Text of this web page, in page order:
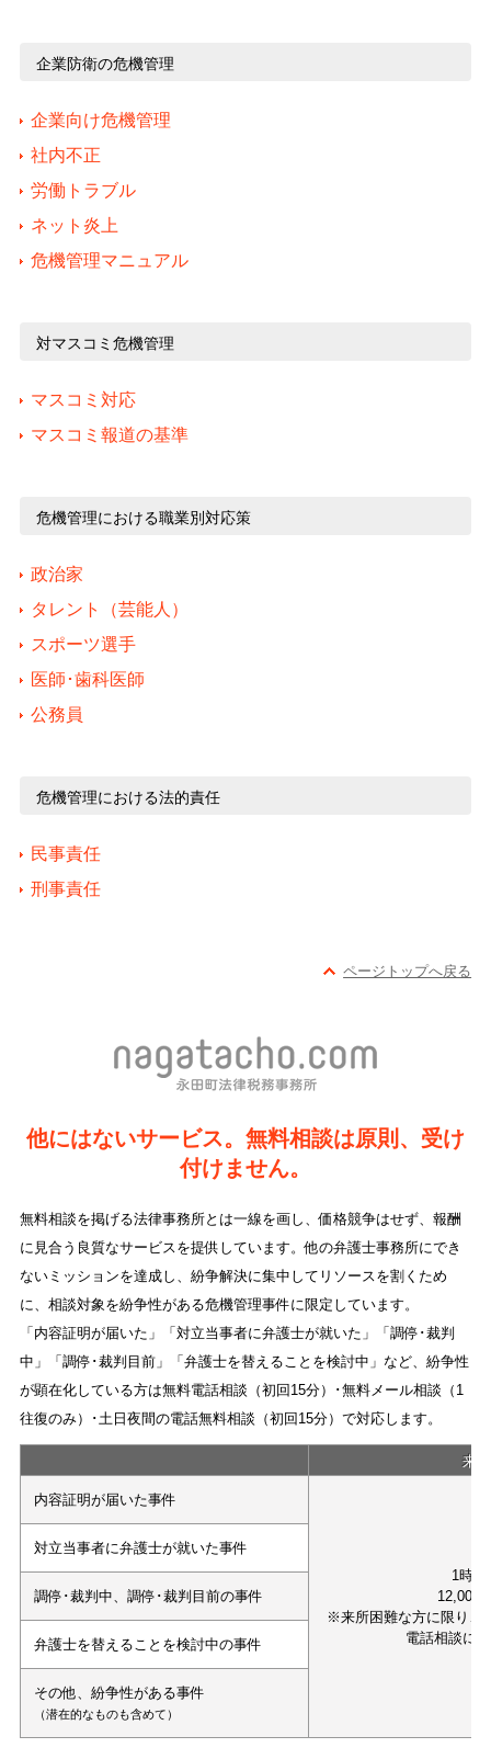
企業防衛の危機管理
企業向け危機管理
社内不正
労働トラブル
ネット炎上
危機管理マニュアル
対マスコミ危機管理
マスコミ対応
マスコミ報道の基準
危機管理における職業別対応策
政治家
タレント（芸能人）
スポーツ選手
医師･歯科医師
公務員
危機管理における法的責任
民事責任
刑事責任
ページトップへ戻る
他にはないサービス。無料相談は原則、受け
付けません。
無料相談を掲げる法律事務所とは一線を画し、価格競争はせず、報酬
に見合う良質なサービスを提供しています。他の弁護士事務所にでき
ないミッションを達成し、紛争解決に集中してリソースを割くため
に、相談対象を紛争性がある危機管理事件に限定しています。
「内容証明が届いた」「対立当事者に弁護士が就いた」「調停･裁判
中」「調停･裁判目前」「弁護士を替えることを検討中」など、紛争性
が顕在化している方は無料電話相談（初回15分）･無料メール相談（1
往復のみ）･土日夜間の電話無料相談（初回15分）で対応します。
来所
内容証明が届いた事件
1時間
12,000
※来所困難な方に限り、
電話相談に
対立当事者に弁護士が就いた事件
調停･裁判中、調停･裁判目前の事件
弁護士を替えることを検討中の事件
その他、紛争性がある事件
（潜在的なものも含めて）